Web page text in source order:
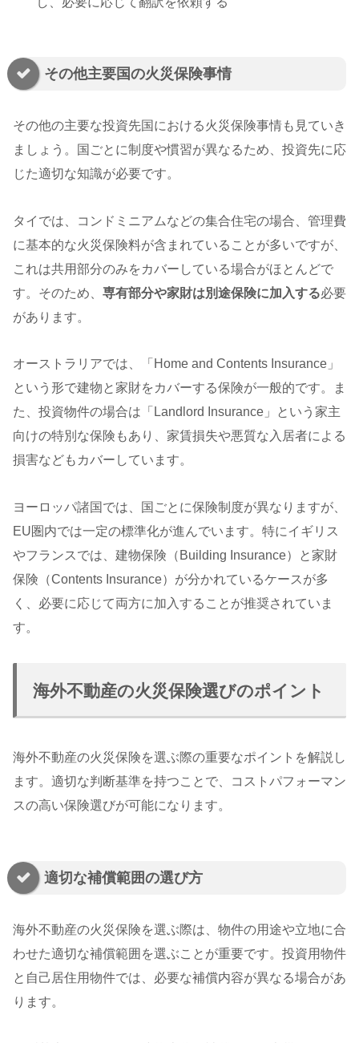
その他主要国の火災保険事情
その他の主要な投資先国における火災保険事情も見ていき
ましょう。国ごとに制度や慣習が異なるため、投資先に応
じた適切な知識が必要です。
タイでは、コンドミニアムなどの集合住宅の場合、管理費
に基本的な火災保険料が含まれていることが多いですが、
これは共用部分のみをカバーしている場合がほとんどで
す。そのため、 専有部分や家財は別途保険に加入する必要
があります。
オーストラリアでは、「Home and Contents Insurance」
という形で建物と家財をカバーする保険が一般的です。ま
た、投資物件の場合は「Landlord Insurance」という家主
向けの特別な保険もあり、家賃損失や悪質な入居者による
損害などもカバーしています。
ヨーロッパ諸国では、国ごとに保険制度が異なりますが、
EU圏内では一定の標準化が進んでいます。特にイギリス
やフランスでは、建物保険（Building Insurance）と家財
保険（Contents Insurance）が分かれているケースが多
く、必要に応じて両方に加入することが推奨されていま
す。
海外不動産の火災保険選びのポイント
海外不動産の火災保険を選ぶ際の重要なポイントを解説し
ます。適切な判断基準を持つことで、コストパフォーマン
スの高い保険選びが可能になります。
適切な補償範囲の選び方
海外不動産の火災保険を選ぶ際は、物件の用途や立地に合
わせた適切な補償範囲を選ぶことが重要です。投資用物件
と自己居住用物件では、必要な補償内容が異なる場合があ
ります。